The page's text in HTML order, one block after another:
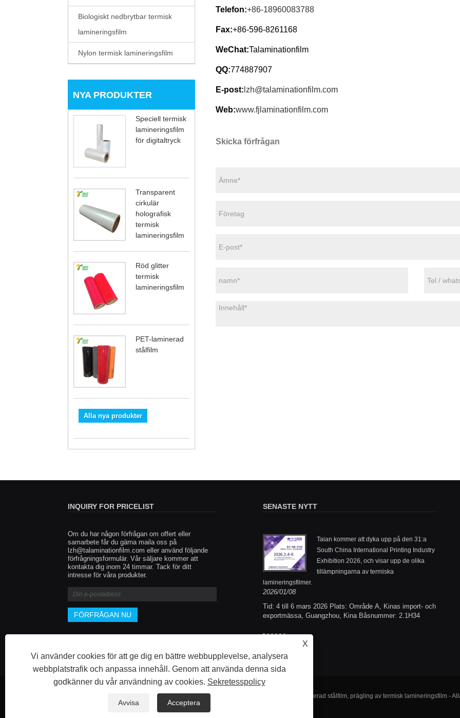
Biologiskt nedbrytbar termisk
lamineringsfilm
Nylon termisk lamineringsfilm
NYA PRODUKTER
Speciell termisk
lamineringsfilm
för digitaltryck
Transparent
cirkulär
holografisk
termisk
lamineringsfilm
Röd glitter
termisk
lamineringsfilm
PET-laminerad
stålfilm
Alla nya produkter
Telefon:+86-18960083788
Fax:+86-596-8261168
WeChat:Talaminationfilm
QQ:774887907
E-post: lzh@talaminationfilm.com
Web:www.fjlaminationfilm.com
Skicka förfrågan
X
Vi använder cookies för att ge dig en bättre webbupplevelse, analysera
webbplatstrafik och anpassa innehåll. Genom att använda denna sida
godkänner du vår användning av cookies. Sekretesspolicy
Avvisa Acceptera
INQUIRY FOR PRICELIST
Om du har någon förfrågan om offert eller
samarbete får du gärna maila oss på
lzh@talaminationfilm.com eller använd följande
förfrågningsformulär. Vår säljare kommer att
kontakta dig inom 24 timmar. Tack för ditt
intresse för våra produkter.
SENASTE NYTT
Lås upp nya användningar för Nylon
Thermal Lamination Film och öppna upp
nya affärsområden
2025/03/24
lamineringsfilmindustri i mer än tio år, ständigt forskning
och utveckling av nya material inom den termiska
lamineringsfilmindustrin, hittills utvecklade BOPP, PET,
CPP, PVC, PLA, BOPA, PP, etc., mer material är under
Taian kommer att dyka upp på den 31:a
South China International Printing Industry
Exhibition 2026, och visar upp de olika
tillämpningarna av termiska
lamineringsfilmer.
2026/01/08
Tid: 4 till 6 mars 2026 Plats: Område A, Kinas import- och
exportmässa, Guangzhou, Kina Båsnummer: 2.1H34
Copyright © 2023 Fujian Taian Lamination Film Co., Ltd. - Termisk lamineringsfilm, laminerad stålfilm, prägling av termisk lamineringsfilm -